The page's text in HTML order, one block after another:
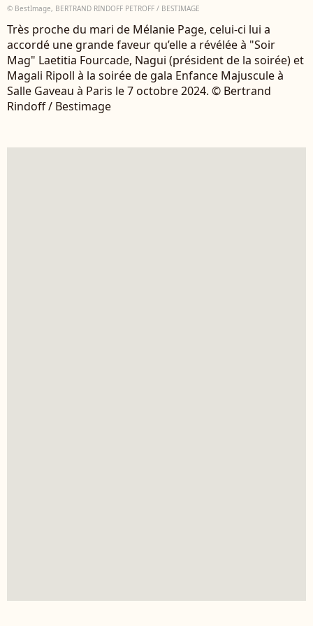
© BestImage, BERTRAND RINDOFF PETROFF / BESTIMAGE
Très proche du mari de Mélanie Page, celui-ci lui a
accordé une grande faveur qu’elle a révélée à "Soir
Mag" Laetitia Fourcade, Nagui (président de la soirée) et
Magali Ripoll à la soirée de gala Enfance Majuscule à
Salle Gaveau à Paris le 7 octobre 2024. © Bertrand
Rindoff / Bestimage